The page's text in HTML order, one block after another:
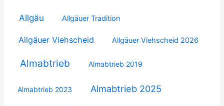
Allgäu Allgäuer Tradition
Allgäuer Viehscheid Allgäuer Viehscheid 2026
Almabtrieb Almabtrieb 2019
Almabtrieb 2023 Almabtrieb 2025